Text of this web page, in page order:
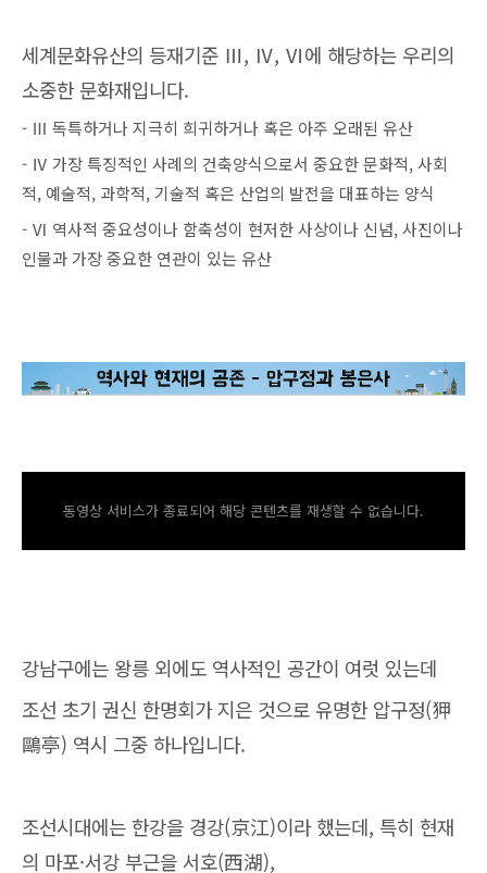
세계문화유산의 등재기준 Ⅲ, Ⅳ, Ⅵ에 해당하는 우리의
소중한 문화재입니다.
- Ⅲ 독특하거나 지극히 희귀하거나 혹은 아주 오래된 유산
- Ⅳ 가장 특징적인 사례의 건축양식으로서 중요한 문화적, 사회
적, 예술적, 과학적, 기술적 혹은 산업의 발전을 대표하는 양식
- Ⅵ 역사적 중요성이나 함축성이 현저한 사상이나 신념, 사진이나
인물과 가장 중요한 연관이 있는 유산
동영상 서비스가 종료되어 해당 콘텐츠를 재생할 수 없습니다.
강남구에는 왕릉 외에도 역사적인 공간이 여럿 있는데
조선 초기 권신 한명회가 지은 것으로 유명한 압구정(狎
鷗亭) 역시 그중 하나입니다.
조선시대에는 한강을 경강(京江)이라 했는데, 특히 현재
의 마포·서강 부근을 서호(西湖),